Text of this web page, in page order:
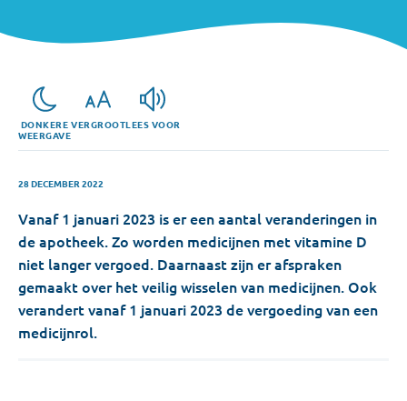
DONKERE
WEERGAVE
VERGROOTLEES VOOR
28 DECEMBER 2022
Vanaf 1 januari 2023 is er een aantal veranderingen in
de apotheek. Zo worden medicijnen met vitamine D
niet langer vergoed. Daarnaast zijn er afspraken
gemaakt over het veilig wisselen van medicijnen. Ook
verandert vanaf 1 januari 2023 de vergoeding van een
medicijnrol.